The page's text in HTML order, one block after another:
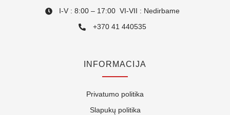
I-V : 8:00 – 17:00 VI-VII : Nedirbame
+370 41 440535
INFORMACIJA
Privatumo politika
Slapukų politika